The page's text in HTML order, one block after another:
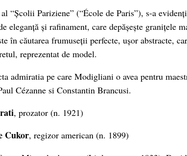
“Școlii Pariziene” (“École de Paris”), s-a
eleganță și rafinament, care depășește granițele
în căutarea frumuseții perfecte, ușor abstracte,
reprezentat de model.
admiratia pe care Modigliani o avea pentru
Cézanne si Constantin Brancusi.
, prozator (n. 1921)
Cukor, regizor american (n. 1899)